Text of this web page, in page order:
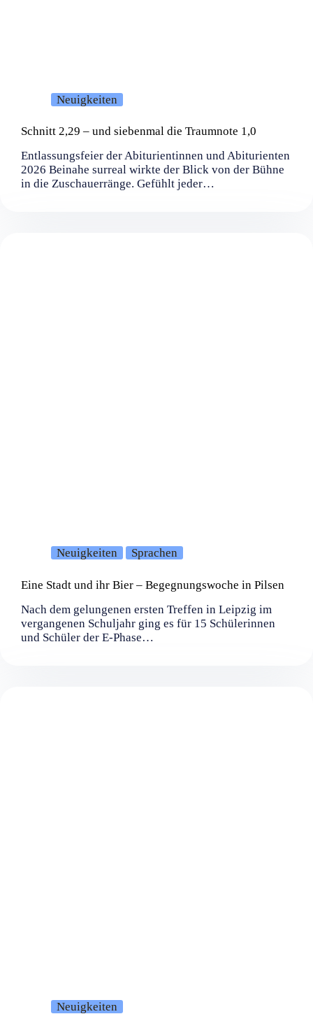
Neuigkeiten
Schnitt 2,29 – und siebenmal die Traumnote 1,0
Entlassungsfeier der Abiturientinnen und Abiturienten
2026 Beinahe surreal wirkte der Blick von der Bühne
in die Zuschauerränge. Gefühlt jeder…
Neuigkeiten Sprachen
Eine Stadt und ihr Bier – Begegnungswoche in Pilsen
Nach dem gelungenen ersten Treffen in Leipzig im
vergangenen Schuljahr ging es für 15 Schülerinnen
und Schüler der E-Phase…
Neuigkeiten